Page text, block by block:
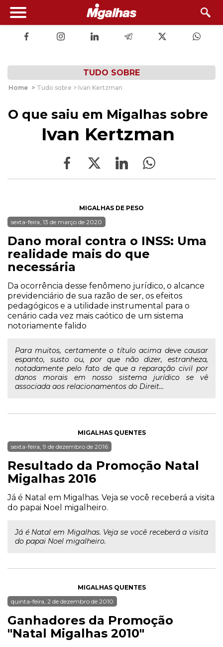
TUDO SOBRE
Home > Tudo sobre > Ivan Kertzman
O que saiu em Migalhas sobre
Ivan Kertzman
MIGALHAS DE PESO
sexta-feira, 13 de março de 2020
Dano moral contra o INSS: Uma
realidade mais do que
necessária
Da ocorrência desse fenômeno jurídico, o alcance
previdenciário de sua razão de ser, os efeitos
pedagógicos e a utilidade instrumental para o
cenário cada vez mais caótico de um sistema
notoriamente falido
Para muitos, certamente o título acima deve causar
espanto, susto ou, por que não dizer, estranheza,
notadamente pelo fato de que a reparação civil por
danos morais em nosso sistema jurídico se vê
associada aos relacionamentos do Direit...
MIGALHAS QUENTES
sexta-feira, 9 de dezembro de 2016
Resultado da Promoção Natal
Migalhas 2016
Já é Natal em Migalhas. Veja se você receberá a visita
do papai Noel migalheiro.
Já é Natal em Migalhas. Veja se você receberá a visita
do papai Noel migalheiro.
MIGALHAS QUENTES
quinta-feira, 2 de dezembro de 2010
Ganhadores da Promoção
"Natal Migalhas 2010"